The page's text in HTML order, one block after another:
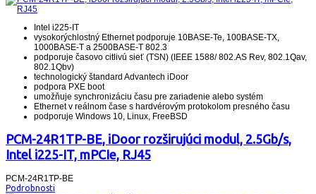
Intel i225-IT
vysokorýchlostný Ethernet podporuje 10BASE-Te, 100BASE-TX,
1000BASE-T a 2500BASE-T 802.3
podporuje časovo citlivú sieť (TSN) (IEEE 1588/ 802.AS Rev, 802.1Qav,
802.1Qbv)
technologický štandard Advantech iDoor
podpora PXE boot
umožňuje synchronizáciu času pre zariadenie alebo systém
Ethernet v reálnom čase s hardvérovým protokolom presného času
podporuje Windows 10, Linux, FreeBSD
PCM-24R1TP-BE, iDoor rozširujúci modul, 2.5Gb/s,
Intel i225-IT, mPCIe, RJ45
PCM-24R1TP-BE
Podrobnosti